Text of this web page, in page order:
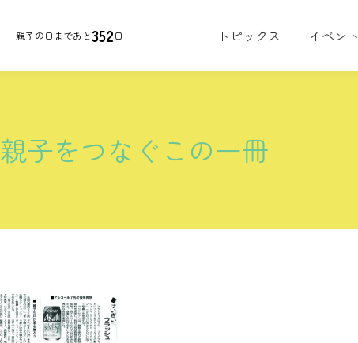
親子の日まであと352日 トピックス イベント
親子をつなぐこの一冊